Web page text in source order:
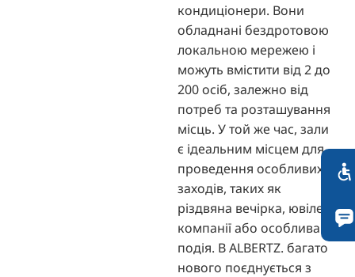
кондиціонери. Вони
обладнані бездротовою
локальною мережею і
можуть вмістити від 2 до
200 осіб, залежно від
потреб та розташування
місць. У той же час, зали
є ідеальним місцем для
проведення особливих
заходів, таких як
різдвяна вечірка, ювілей
компанії або особлива
подія. В ALBERTZ. багато
нового поєднується з